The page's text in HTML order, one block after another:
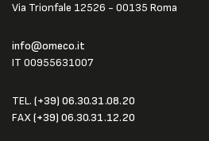
Via Trionfale 12526 - 00135 Roma
info@omeco.it
IT 00955631007
TEL. (+39) 06.30.31.08.20
FAX(+39) 06.30.31.12.20